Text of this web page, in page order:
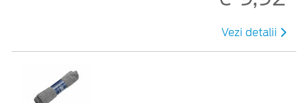
Vezi detalii